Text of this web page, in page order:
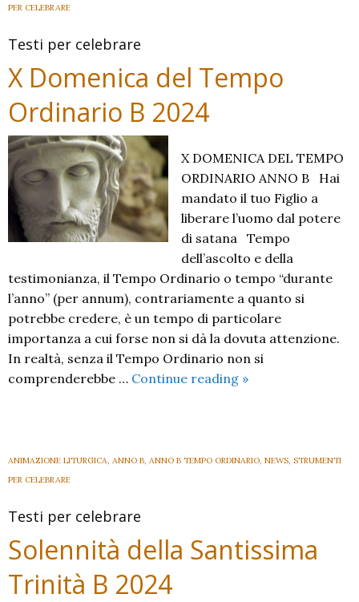
PER CELEBRARE
Testi per celebrare
X Domenica del Tempo
Ordinario B 2024
X DOMENICA DEL TEMPO
ORDINARIO ANNO B Hai
mandato il tuo Figlio a
liberare l’uomo dal potere
di satana Tempo
dell’ascolto e della
testimonianza, il Tempo Ordinario o tempo “durante
l’anno” (per annum), contra­riamente a quanto si
potrebbe credere, è un tempo di particolare
importanza a cui forse non si dà la dovuta attenzione.
In realtà, senza il Tempo Ordinario non si
comprenderebbe … Continue reading X
Ordinario
»
ANIMAZIONE LITURGICA, ANNO B, ANNO B TEMPO ORDINARIO, NEWS, STRUMENTI
PER CELEBRARE
Testi per celebrare
Solennità della Santissima
Trinità B 2024